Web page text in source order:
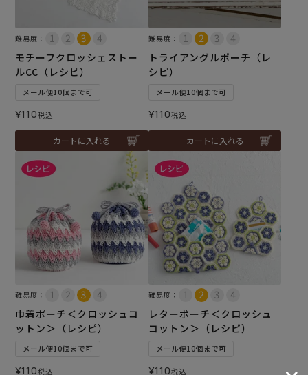
難易度：
モチーフクロッシェストー
ルCC（レシピ）
メール便10個まで可
¥110税込
カートに入れる
難易度：
トライアングルポーチ（レ
シピ）
メール便10個まで可
¥110税込
カートに入れる
難易度：
巾着ポーチ＜クロッシュコ
ットン＞（レシピ）
メール便10個まで可
¥110税込
難易度：
レターポーチ＜クロッシュ
コットン＞（レシピ）
メール便10個まで可
¥110税込